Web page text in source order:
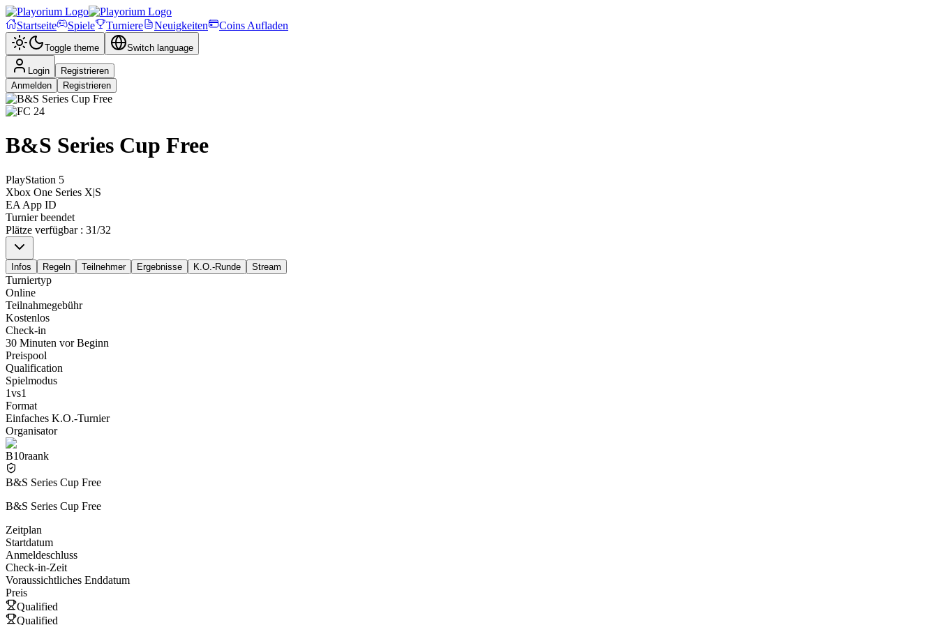
Startseite Spiele Turniere Neuigkeiten Coins Aufladen
Toggle theme Switch language
Login
Registrieren
Anmelden
Registrieren
B&S Series Cup Free
PlayStation 5
Xbox One Series X|S
EA App ID
Turnier beendet
Plätze verfügbar: 31/32
Infos Regeln Teilnehmer Ergebnisse K.O.-Runde Stream
Turniertyp
Online
Teilnahmegebühr
Kostenlos
Check-in
30 Minuten vor Beginn
Preispool
Qualification
Spielmodus
1vs1
Format
Einfaches K.O.-Turnier
Organisator
B10raank
B&S Series Cup Free
B&S Series Cup Free
Zeitplan
Startdatum
Anmeldeschluss
Check-in-Zeit
Voraussichtliches Enddatum
Preis
Qualified
Qualified